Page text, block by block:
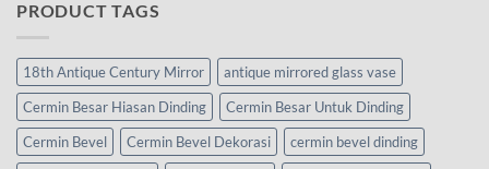
PRODUCT TAGS
18th Antique Century Mirror
antique mirrored glass vase
Cermin Besar Hiasan Dinding
Cermin Besar Untuk Dinding
Cermin Bevel
Cermin Bevel Dekorasi
cermin bevel dinding